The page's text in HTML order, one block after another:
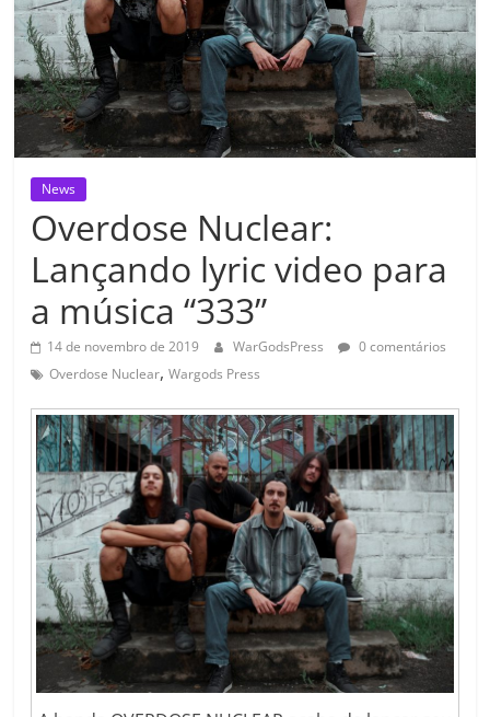
News
Overdose Nuclear:
Lançando lyric video para
a música “333”
14 de novembro de 2019 WarGodsPress
0 comentários
Overdose Nuclear,Wargods Press